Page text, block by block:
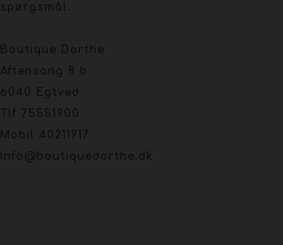
spørgsmål.
Boutique Dorthe
Aftensang 8 b
6040 Egtved
Tlf 75551900
Mobil 40211917
Info@boutiquedorthe.dk